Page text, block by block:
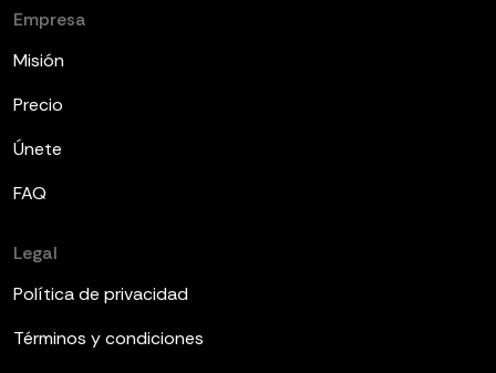
Empresa
Misión
Precio
Únete
FAQ
Legal
Política de privacidad
Términos y condiciones